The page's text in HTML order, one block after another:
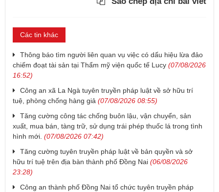
Các tin khác
Thông báo tìm người liên quan vụ việc có dấu hiệu lừa đảo
chiếm đoạt tài sản tại Thẩm mỹ viện quốc tế Lucy (07/08/2026
16:52)
Công an xã La Ngà tuyên truyền pháp luật về sở hữu trí
tuệ, phòng chống hàng giả (07/08/2026 08:55)
Tăng cường công tác chống buôn lậu, vận chuyển, sản
xuất, mua bán, tàng trữ, sử dụng trái phép thuốc lá trong tình
hình mới. (07/08/2026 07:42)
Tăng cường tuyên truyền pháp luật về bản quyền và sở
hữu trí tuệ trên địa bàn thành phố Đồng Nai (06/08/2026
23:28)
Công an thành phố Đồng Nai tổ chức tuyên truyền pháp